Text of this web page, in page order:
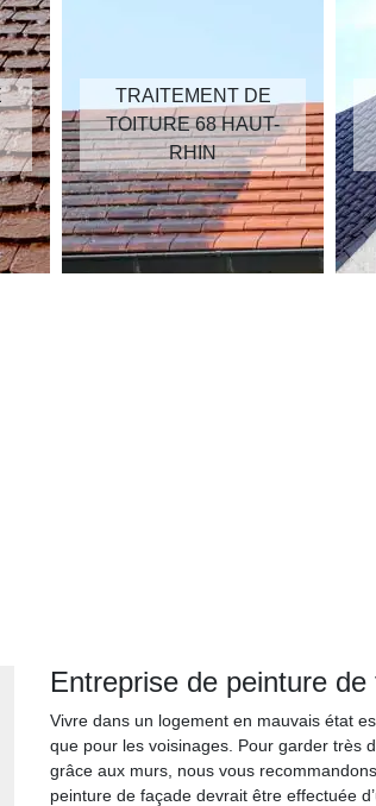
TRAITEMENT DE
TOITURE 68 HAUT-
RHIN
Entreprise de peinture de
Vivre dans un logement en mauvais état
que pour les voisinages. Pour garder très
grâce aux murs, nous vous
peinture de façade devrait être effectuée